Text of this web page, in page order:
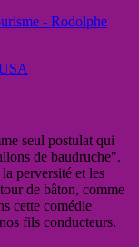
- Rodolphe
seul postulat qui
de baudruche".
perversité et les
de bâton, comme
cette comédie
fils conducteurs.